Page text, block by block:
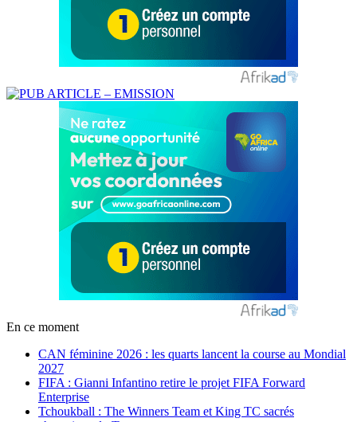
En ce moment
CAN féminine 2026 : les quarts lancent la course au Mondial
2027
FIFA : Gianni Infantino retire le projet FIFA Forward
Enterprise
Tchoukball : The Winners Team et King TC sacrés